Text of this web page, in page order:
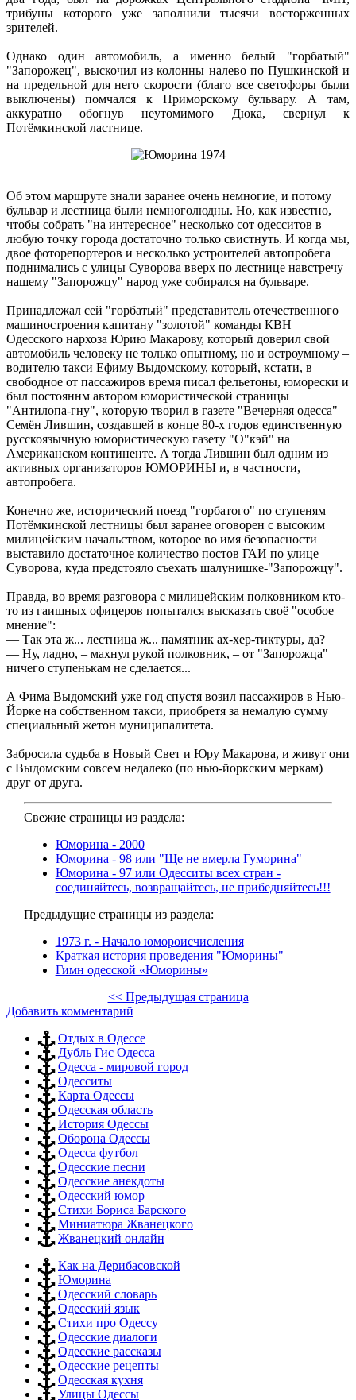
трибуны которого уже заполнили тысячи восторженных
зрителей.
Однако один автомобиль, а именно белый "горбатый"
"Запорожец", выскочил из колонны налево по Пушкинской и
на предельной для него скорости (благо все светофоры были
выключены) помчался к Приморскому бульвару. А там,
аккуратно обогнув неутомимого Дюка, свернул к
Потёмкинской ластнице.
Об этом маршруте знали заранее очень немногие, и потому
бульвар и лестница были немноголюдны. Но, как известно,
чтобы собрать "на интересное" несколько сот одесситов в
любую точку города достаточно только свистнуть. И когда мы,
двое фоторепортеров и несколько устроителей автопробега
поднимались с улицы Суворова вверх по лестнице навстречу
нашему "Запорожцу" народ уже собирался на бульваре.
Принадлежал сей "горбатый" представитель отечественного
машиностроения капитану "золотой" команды КВН
Одесского нархоза Юрию Макарову, который доверил свой
автомобиль человеку не только опытному, но и остроумному –
водителю такси Ефиму Выдомскому, который, кстати, в
свободное от пассажиров время писал фельетоны, юморески и
был постояннм автором юмористической страницы
"Антилопа-гну", которую творил в газете "Вечерняя одесса"
Семён Лившин, создавшей в конце 80-х годов единственную
русскоязычную юмористическую газету "О"кэй" на
Американском континенте. А тогда Лившин был одним из
активных организаторов ЮМОРИНЫ и, в частности,
автопробега.
Конечно же, исторический поезд "горбатого" по ступеням
Потёмкинской лестницы был заранее оговорен с высоким
милицейским начальством, которое во имя безопасности
выставило достаточное количество постов ГАИ по улице
Суворова, куда предстояло съехать шалунишке-"Запорожцу".
Правда, во время разговора с милицейским полковником кто-
то из гаишных офицеров попытался высказать своё "особое
мнение":
— Так эта ж... лестница ж... памятник ах-хер-тиктуры, да?
— Ну, ладно, – махнул рукой полковник, – от "Запорожца"
ничего ступенькам не сделается...
А Фима Выдомский уже год спустя возил пассажиров в Нью-
Йорке на собственном такси, приобретя за немалую сумму
специальный жетон муниципалитета.
Забросила судьба в Новый Свет и Юру Макарова, и живут они
с Выдомским совсем недалеко (по нью-йоркским меркам)
друг от друга.
Свежие страницы из раздела:
Юморина - 2000
Юморина - 98 или "Ще не вмерла Гуморина"
Юморина - 97 или Одесситы всех стран -
соединяйтесь, возвращайтесь, не прибедняйтесь!!!
Предыдущие страницы из раздела:
1973 г. - Начало юмороисчисления
Краткая история проведения "Юморины"
Гимн одесской «Юморины»
<< Предыдущая страница
Добавить комментарий
Отдых в Одессе
Дубль Гис Одесса
Одесса - мировой город
Одесситы
Карта Одессы
Одесская область
История Одессы
Оборона Одессы
Одесса футбол
Одесские песни
Одесские анекдоты
Одесский юмор
Стихи Бориса Барского
Миниатюра Жванецкого
Жванецкий онлайн
Как на Дерибасовской
Юморина
Одесский словарь
Одесский язык
Стихи про Одессу
Одесские диалоги
Одесские рассказы
Одесские рецепты
Одесская кухня
Улицы Одессы